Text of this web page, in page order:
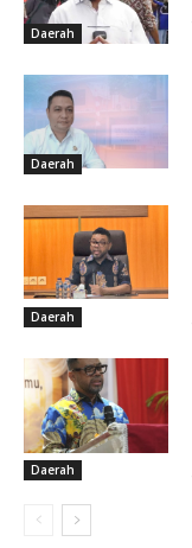
Daerah
Daerah
Daerah
Daerah